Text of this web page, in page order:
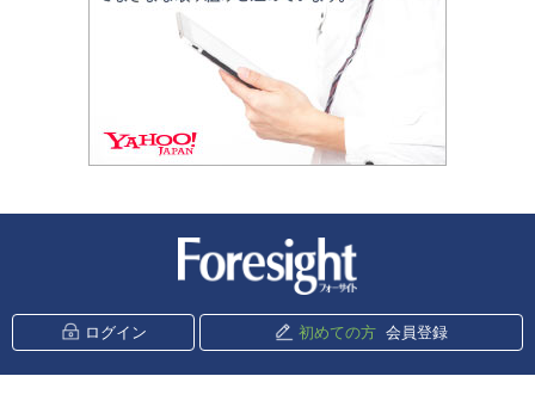
ログイン 初めての方 会員登録